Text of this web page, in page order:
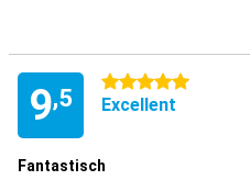
9,5
5 étoiles
Excellent
Fantastisch